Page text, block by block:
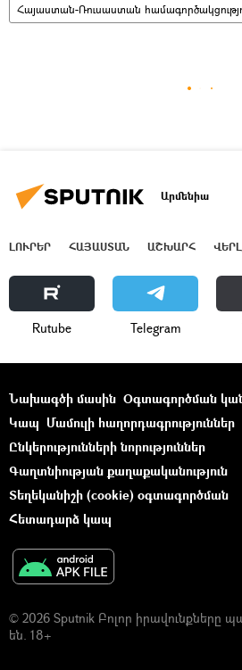
Հայաստան-Ռուսաստան
Արմենիա
ԼՈՒՐԵՐ ՀԱՅԱՍՏԱՆ ԱՇԽԱՐՀ
Rutube Telegram
Նախագծի մասին Օգտագործման
Կապ Մամուլի հաղորդագրություններ
Ընկերությունների նորություններ
Գաղտնիության քաղաքականություն
Տեղեկանիշի (cookie) օգտագործման
Հետադարձ կապ
© 2026 Sputnik Բոլոր իրավունքները
են. 18+